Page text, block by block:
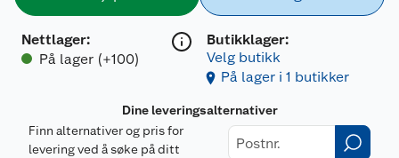
Nettlager:
På lager (+100)
Butikklager:
Velg butikk
På lager i 1 butikker
Dine leveringsalternativer
Finn alternativer og pris for
levering ved å søke på ditt